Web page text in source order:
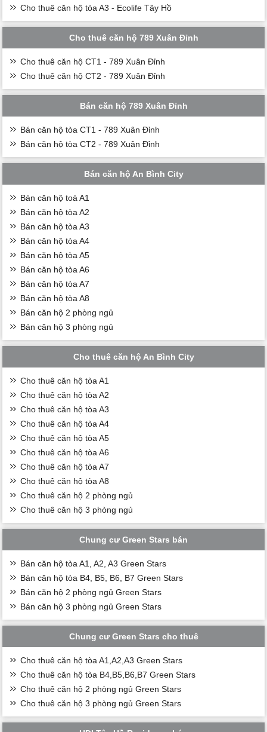
Cho thuê căn hộ tòa A3 - Ecolife Tây Hồ
Cho thuê căn hộ 789 Xuân Đỉnh
Cho thuê căn hộ CT1 - 789 Xuân Đỉnh
Cho thuê căn hộ CT2 - 789 Xuân Đỉnh
Bán căn hộ 789 Xuân Đỉnh
Bán căn hộ tòa CT1 - 789 Xuân Đỉnh
Bán căn hộ tòa CT2 - 789 Xuân Đỉnh
Bán căn hộ An Bình City
Bán căn hộ toà A1
Bán căn hộ tòa A2
Bán căn hộ tòa A3
Bán căn hộ tòa A4
Bán căn hộ tòa A5
Bán căn hộ tòa A6
Bán căn hộ tòa A7
Bán căn hộ tòa A8
Bán căn hộ 2 phòng ngủ
Bán căn hộ 3 phòng ngủ
Cho thuê căn hộ An Bình City
Cho thuê căn hộ tòa A1
Cho thuê căn hộ tòa A2
Cho thuê căn hộ tòa A3
Cho thuê căn hộ tòa A4
Cho thuê căn hộ tòa A5
Cho thuê căn hộ tòa A6
Cho thuê căn hộ tòa A7
Cho thuê căn hộ tòa A8
Cho thuê căn hộ 2 phòng ngủ
Cho thuê căn hộ 3 phòng ngủ
Chung cư Green Stars bán
Bán căn hộ tòa A1, A2, A3 Green Stars
Bán căn hộ tòa B4, B5, B6, B7 Green Stars
Bán căn hộ 2 phòng ngủ Green Stars
Bán căn hộ 3 phòng ngủ Green Stars
Chung cư Green Stars cho thuê
Cho thuê căn hộ tòa A1,A2,A3 Green Stars
Cho thuê căn hộ tòa B4,B5,B6,B7 Green Stars
Cho thuê căn hộ 2 phòng ngủ Green Stars
Cho thuê căn hộ 3 phòng ngủ Green Stars